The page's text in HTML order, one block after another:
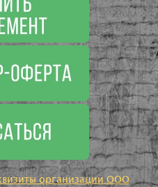
организации ООО